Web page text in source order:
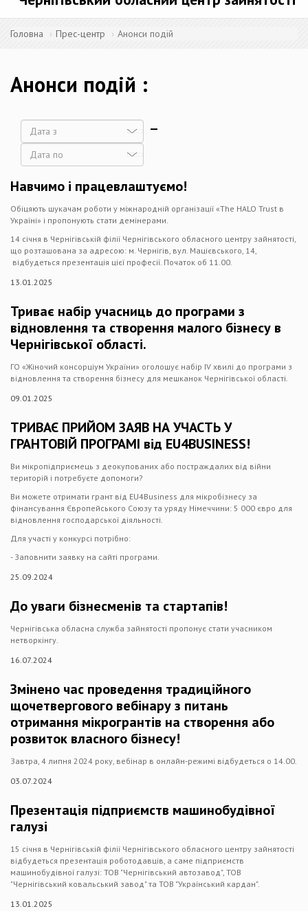
Головна Прес-центр Анонси подій
Анонси подій
Дата
Навчимо і працевлаштуємо!
Обіцяють шукачам роботи у міжнародній організації «The HALO Trust в
Україні» і пропонують стати демінерами.
14 січня в Чернігівській філії Чернігівського обласного центру зайнятості,
що розташована за адресою: м. Чернігів, вул. Мацієвського, 14,
відбудеться презентація цієї професії. Початок об 11.00.
13.01.2025
Триває набір учасниць до програми з
відновлення та створення малого бізнесу в
Чернігівської області.
ГО «Жіночий консорціум України» оголошує набір IV хвилі до програми з
відновлення та створення бізнесу для мешканок Чернігівської області.
09.01.2025
ТРИВАЄ ПРИЙОМ ЗАЯВ НА УЧАСТЬ У
ГРАНТОВІЙ ПРОГРАМІ від EU4BUSINESS!
Ви мікропідприємець з деокупованих або постраждалих від війни
територій і потребуєте допомоги?
Ви можете отримати грант від EU4Business для мікробізнесу за
фінансування Європейського Союзу та уряду Німеччини: 5 000 євро для
відновлення господарської діяльності.
Для участі у конкурсі потрібно:
- Заповнити заявку на сайті програми.
25.09.2024
До уваги бізнесменів та стартапів!
Чернігівська обласна служба зайнятості пропонує стати учасником
нетворкінгу.
16.07.2024
Змінено час проведення традиційного
щочетвергового вебінару з питань
отримання мікрогрантів на створення або
розвиток власного бізнесу!
Завтра, 4 липня 2024 року, вебінар в онлайн-режимі відбудеться о 14.00.
03.07.2024
Презентація підприємств машинобудівної
галузі
15 січня в Чернігівській філії Чернігівського обласного центру зайнятості
відбудеться презентація роботодавців, а саме підприємств
машинобудівної галузі: ТОВ "Чернігівський автозавод", ТОВ
"Чернігівський ковальський завод" та ТОВ "Український кардан".
13.01.2025